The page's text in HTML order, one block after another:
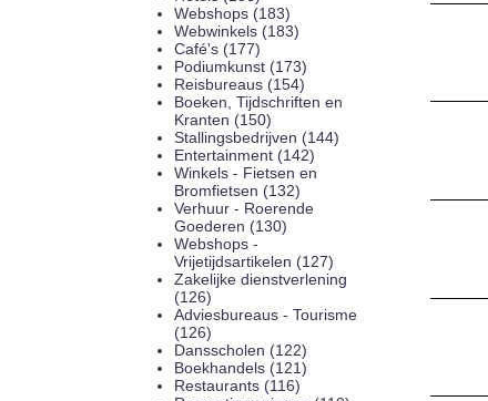
Webshops (183)
Webwinkels (183)
Café's (177)
Podiumkunst (173)
Reisbureaus (154)
Boeken, Tijdschriften en
Kranten (150)
Stallingsbedrijven (144)
Entertainment (142)
Winkels - Fietsen en
Bromfietsen (132)
Verhuur - Roerende
Goederen (130)
Webshops -
Vrijetijdsartikelen (127)
Zakelijke dienstverlening
(126)
Adviesbureaus - Tourisme
(126)
Dansscholen (122)
Boekhandels (121)
Restaurants (116)